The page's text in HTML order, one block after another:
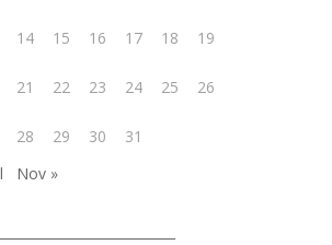
14 15 16 17 18 19
21 22 23 24 25 26
28 29 30
31
Nov »